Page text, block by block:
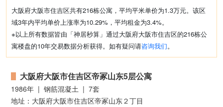
大阪市鹤见区
守口市 大阪市旭区
富田林市
岸和田市
三岛郡岛本町 大阪狭山市
大阪市大正区
大东市 大阪市此花区
松原市
泉大津市
河内长野市 大阪市西成区
大阪市生野区
泉佐野市
堺市东区 藤井寺市 羽曳野市
泉南市
泉南郡熊取町
泉南郡岬町
泉北郡忠冈町 堺市美原区
大阪府大阪市住吉区共有216栋公寓，平均平米单价为1.3万元。该区
域3年内平均单价上涨率为10.29%，平均租金为3.4%。
※以上所有数据皆由「神居秒算」通过大阪府大阪市住吉区的216栋公
寓楼盘的10年交易数据分析获得。如有疑问请咨询我们。
大阪府大阪市住吉区帝冢山东5层公寓
1986年 | 钢筋混凝土 | 7套
地址：大阪府大阪市住吉区帝冢山东２丁目